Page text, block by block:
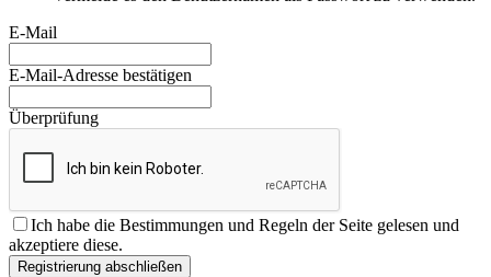
E-Mail
E-Mail-Adresse bestätigen
Überprüfung
Ich habe die Bestimmungen und Regeln der Seite gelesen und
akzeptiere diese.
Registrierung abschließen